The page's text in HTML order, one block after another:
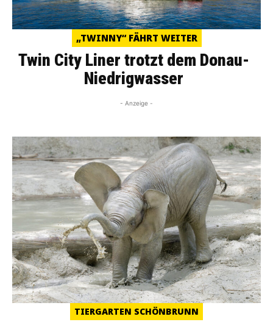
„TWINNY“ FÄHRT WEITER
Twin City Liner trotzt dem Donau-
Niedrigwasser
- Anzeige -
TIERGARTEN SCHÖNBRUNN